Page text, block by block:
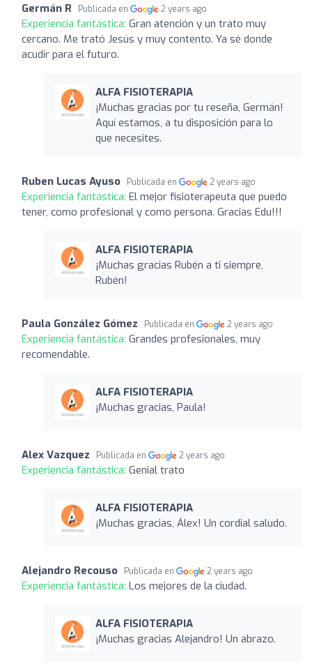
Germán R Publicada en 2 years ago
Experiencia fantástica: Gran atención y un trato muy
cercano. Me trató Jesús y muy contento. Ya sé donde
acudir para el futuro.
ALFA FISIOTERAPIA
¡Muchas gracias por tu reseña, Germán!
Aquí estamos, a tu disposición para lo
que necesites.
Ruben Lucas Ayuso Publicada en 2 years ago
Experiencia fantástica: El mejor fisioterapeuta que puedo
tener, como profesional y como persona. Gracias Edu!!!
ALFA FISIOTERAPIA
¡Muchas gracias Rubén a ti siempre,
Rubén!
Paula González Gómez Publicada en 2 years ago
Experiencia fantástica: Grandes profesionales, muy
recomendable.
ALFA FISIOTERAPIA
¡Muchas gracias, Paula!
Alex Vazquez Publicada en 2 years ago
Experiencia fantástica: Genial trato
ALFA FISIOTERAPIA
¡Muchas gracias, Álex! Un cordial saludo.
Alejandro Recouso Publicada en 2 years ago
Experiencia fantástica: Los mejores de la ciudad.
ALFA FISIOTERAPIA
¡Muchas gracias Alejandro! Un abrazo.